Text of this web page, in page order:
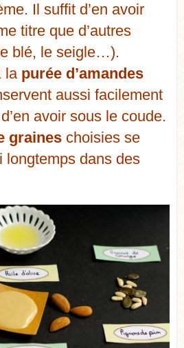
Il suffit d’en avoir
titre que d’autres
blé, le seigle…).
la purée d’amandes
aussi facilement
avoir sous le coude.
graines choisies se
longtemps dans des